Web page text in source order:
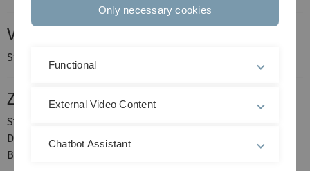
Voraussetzungen
Stochastik-Vorlesungen
Zielgruppe
Studenten im Haupt- bzw. Masterstudium, insbesondere
Diplomanden und Masterstudenten im stochastischen
Bereich, Doktoranden
Only necessary cookies
Functional
External Video Content
Chatbot Assistant